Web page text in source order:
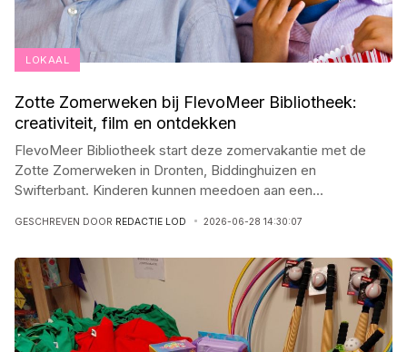
LOKAAL
Zotte Zomerweken bij FlevoMeer Bibliotheek:
creativiteit, film en ontdekken
FlevoMeer Bibliotheek start deze zomervakantie met de
Zotte Zomerweken in Dronten, Biddinghuizen en
Swifterbant. Kinderen kunnen meedoen aan een...
GESCHREVEN DOOR REDACTIE LOD 2026-06-28 14:30:07